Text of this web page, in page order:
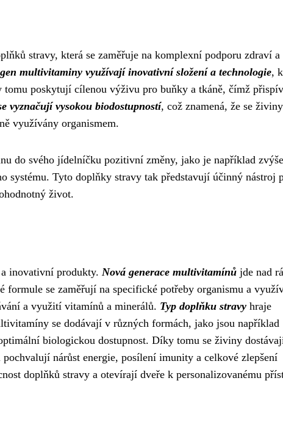
stravy, která se zaměřuje na komplexní podporu zdraví a
multivitaminy využívají inovativní složení a technologie,
poskytují cílenou výživu pro buňky a tkáně, čímž
vyznačují vysokou biodostupností, což znamená, že se živiny
využívány organismem.
do svého jídelníčku pozitivní změny, jako je například
systému. Tyto doplňky stravy tak představují účinný nástroj
život.
inovativní produkty. Nová generace multivitamínů jde nad
se zaměřují na specifické potřeby organismu a
a využití vitamínů a minerálů. Typ doplňku stravy hraje
se dodávají v různých formách, jako jsou například
biologickou dostupnost. Díky tomu se živiny
nárůst energie, posílení imunity a celkové zlepšení
doplňků stravy a otevírají dveře k personalizovanému